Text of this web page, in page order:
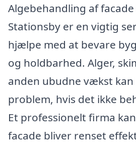
Algebehandling af facade
Stationsby er en vigtig
hjælpe med at bevare
og holdbarhed. Alger,
anden ubudne vækst
problem, hvis det ikke
Et professionelt firma
facade bliver renset